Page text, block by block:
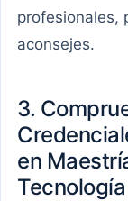
profesionales,
aconsejes.
3.
en